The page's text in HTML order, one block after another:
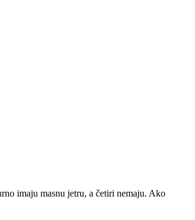
imaju masnu jetru, a četiri nemaju. Ako